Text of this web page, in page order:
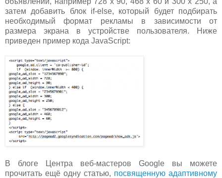
затем добавить блок if-else, который будет подбирать
необходимый формат рекламы в зависимости от
размера экрана в устройстве пользователя. Ниже
приведен пример кода JavaScript:
В блоге Центра веб-мастеров Google вы можете
прочитать ещё одну статью, посвященную адаптивному